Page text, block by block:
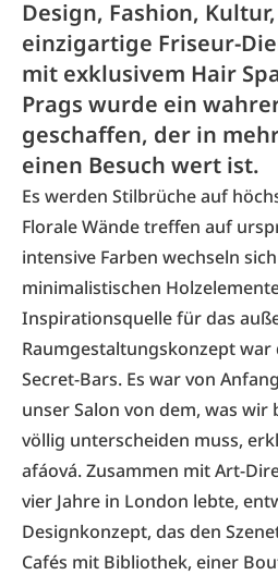
Design, Fashion,
einzigartige Friseur-
mit exklusivem Hair
Prags wurde ein
geschaffen, der in
einen Besuch wert ist.
Es werden Stilbrüche auf
Florale Wände treffen auf
intensive Farben wechseln
minimalistischen
Inspirationsquelle für das
Raumgestaltungskonzept
Secret-Bars. Es war von
unser Salon von dem, was wir
völlig unterscheiden muss,
afáová. Zusammen mit Art-
vier Jahre in London lebte,
Designkonzept, das den
Cafés mit Bibliothek, einer